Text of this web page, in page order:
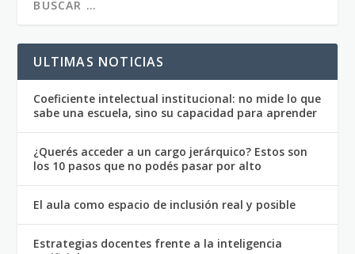
ULTIMAS NOTICIAS
Coeficiente intelectual institucional: no mide lo que
sabe una escuela, sino su capacidad para aprender
¿Querés acceder a un cargo jerárquico? Estos son
los 10 pasos que no podés pasar por alto
El aula como espacio de inclusión real y posible
Estrategias docentes frente a la inteligencia